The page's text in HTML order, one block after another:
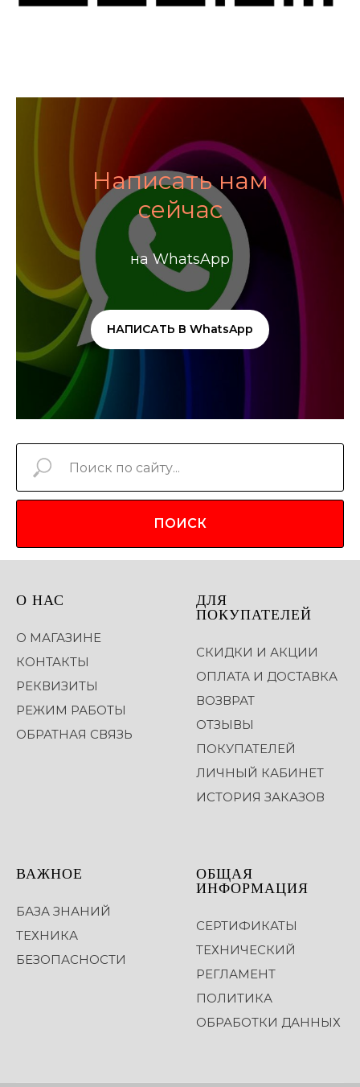
Написать нам
сейчас
на WhatsApp
НАПИСАТЬ В WhatsApp
ПОИСК
О НАС
О МАГАЗИНЕ
КОНТАКТЫ
РЕКВИЗИТЫ
РЕЖИМ РАБОТЫ
ОБРАТНАЯ СВЯЗЬ
ДЛЯ
ПОКУПАТЕЛЕЙ
СКИДКИ И АКЦИИ
ОПЛАТА И ДОСТАВКА
ВОЗВРАТ
ОТЗЫВЫ
ПОКУПАТЕЛЕЙ
ЛИЧНЫЙ КАБИНЕТ
ИСТОРИЯ ЗАКАЗОВ
ВАЖНОЕ
БАЗА ЗНАНИЙ
ТЕХНИКА
БЕЗОПАСНОСТИ
ОБЩАЯ
ИНФОРМАЦИЯ
СЕРТИФИКАТЫ
ТЕХНИЧЕСКИЙ
РЕГЛАМЕНТ
ПОЛИТИКА
ОБРАБОТКИ ДАННЫХ